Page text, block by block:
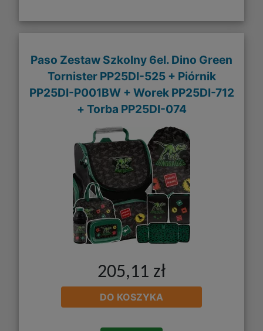
Paso Zestaw Szkolny 6el. Dino Green
Tornister PP25DI-525 + Piórnik
PP25DI-P001BW + Worek PP25DI-712
+ Torba PP25DI-074
205,11 zł
DO KOSZYKA